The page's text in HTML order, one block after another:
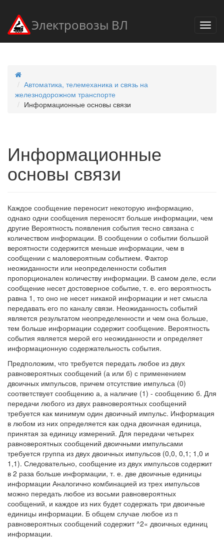
Электровозы ВЛ
Автоматика, телемеханика и связь на
железнодорожном транспорте
Информационные основы связи
Информационные
основы связи
Каждое сообщение переносит некоторую информацию,
однако одни сообщения переносят больше информации, чем
другие Вероятность появления события тесно связана с
количеством информации. В сообщении о событии большой
вероятности содержится меньше информации, чем в
сообщении с маловероятным событием. Фактор
неожиданности или неопределенности события
пропорционален количеству информации. В самом деле, если
сообщение несет достоверное событие, т. е. его вероятность
равна 1, то оно не несет никакой информации и нет смысла
передавать его по каналу связи. Неожиданность событий
является результатом неопределенности и чем она больше,
тем больше информации содержит сообщение. Вероятность
события является мерой его неожиданности и определяет
информационную содержательность события.
Предположим, что требуется передать любое из двух
равновероятных сообщений (а или б) с применением
двоичных импульсов, причем отсутствие импульса (0)
соответствует сообщению а, а наличие (1) - сообщению б. Для
передачи любого из двух равновероятных сообщений
требуется как минимум один двоичный импульс. Информация
в любом из них определяется как одна двоичная единица,
принятая за единицу измерений. Для передачи четырех
равновероятных сообщений двоичными импульсами
требуется группа из двух двоичных импульсов (0,0, 0,1; 1,0 и
1,1). Следовательно, сообщение из двух импульсов содержит
в 2 раза больше информации, т. е. две двоичные единицы
информации Аналогично комбинацией из трех импульсов
можно передать любое из восьми равновероятных
сообщений, и каждое из них будет содержать три двоичные
единицы информации. Б общем случае любое из п
равновероятных сообщений содержит ^2« двоичных единиц
информации.